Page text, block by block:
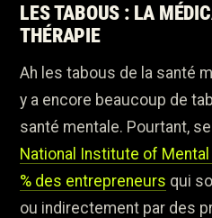
LES TABOUS : LA
THÉRAPIE
Ah les tabous de la santé
y a encore beaucoup de
santé mentale. Pourtant,
National Institute of Mental
% des entrepreneurs qui
ou indirectement par des